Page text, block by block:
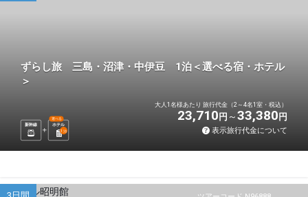
ずらし旅 三島・沼津・中伊豆 1泊＜選べる宿・ホテル
＞
新幹線 ホテル
選べる
1 泊
大人1名様あたり 旅行代金（2～4名1室・税込）
23,710 円 33,380 円
表示旅行代金について